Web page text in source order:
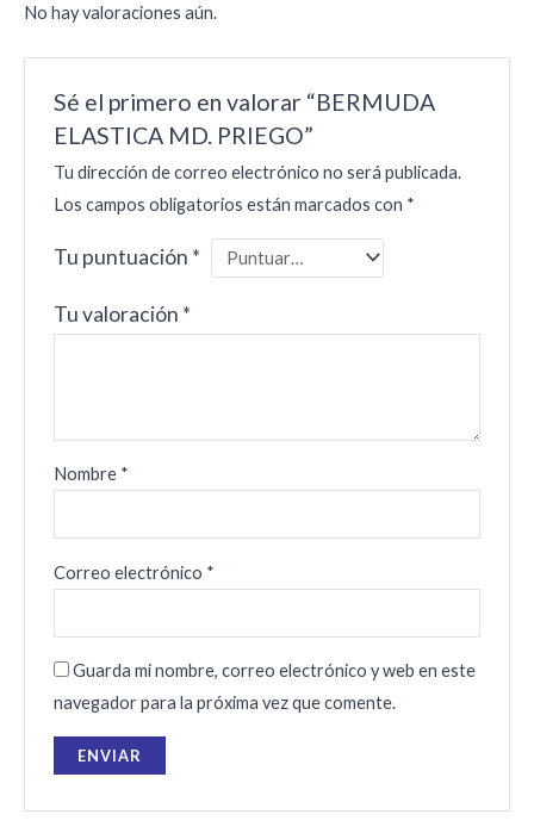
No hay valoraciones aún.
Sé el primero en valorar “BERMUDA
ELASTICA MD. PRIEGO”
Tu dirección de correo electrónico no será publicada.
Los campos obligatorios están marcados con *
Tu puntuación *
Tu valoración *
Nombre *
Correo electrónico *
Guarda mi nombre, correo electrónico y web en este
navegador para la próxima vez que comente.